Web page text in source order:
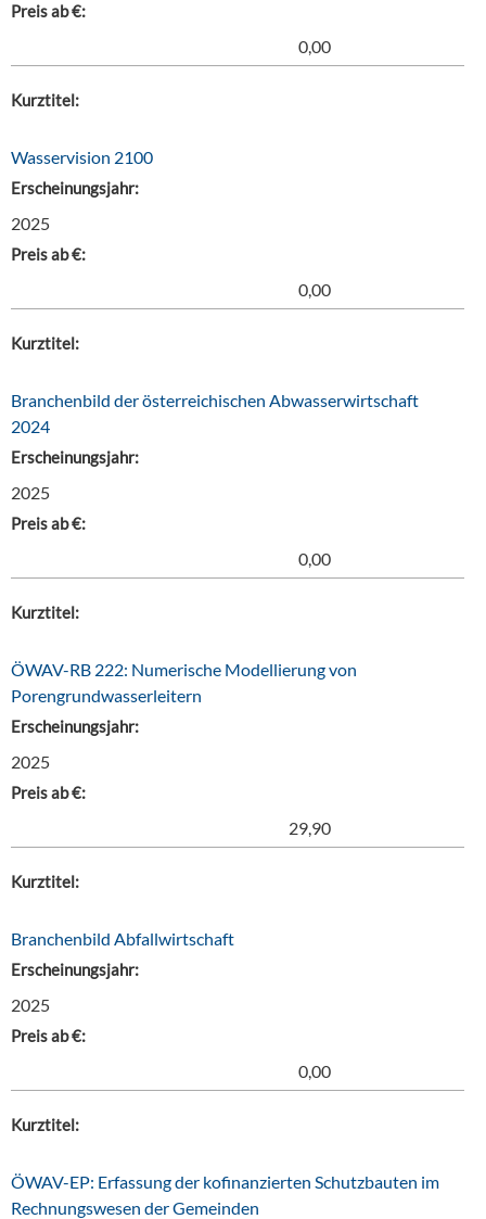
Preis ab €:
0,00
Kurztitel:
Wasservision 2100
Erscheinungsjahr:
2025
Preis ab €:
0,00
Kurztitel:
Branchenbild der österreichischen Abwasserwirtschaft
2024
Erscheinungsjahr:
2025
Preis ab €:
0,00
Kurztitel:
ÖWAV-RB 222: Numerische Modellierung von
Porengrundwasserleitern
Erscheinungsjahr:
2025
Preis ab €:
29,90
Kurztitel:
Branchenbild Abfallwirtschaft
Erscheinungsjahr:
2025
Preis ab €:
0,00
Kurztitel:
ÖWAV-EP: Erfassung der kofinanzierten Schutzbauten im
Rechnungswesen der Gemeinden